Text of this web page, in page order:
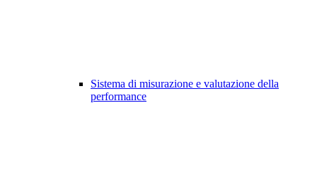
Sistema di misurazione e valutazione della
performance